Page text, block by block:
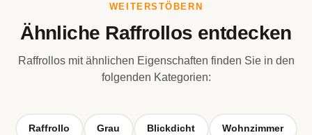
WEITERSTÖBERN
Ähnliche Raffrollos entdecken
Raffrollos mit ähnlichen Eigenschaften finden Sie in den
folgenden Kategorien:
Raffrollo Grau Blickdicht Wohnzimmer